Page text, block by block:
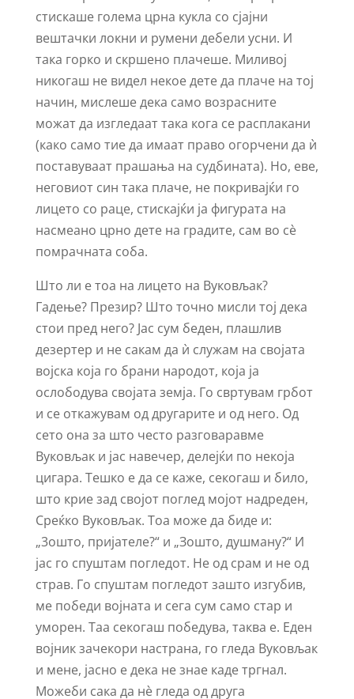
стискаше голема црна кукла со сјајни
вештачки локни и румени дебели усни. И
така горко и скршено плачеше. Миливој
никогаш не видел некое дете да плаче на тој
начин, мислеше дека само возрасните
можат да изгледаат така кога се расплакани
(како само тие да имаат право огорчени да ѝ
поставуваат прашања на судбината). Но, еве,
неговиот син така плаче, не покривајќи го
лицето со раце, стискајќи ја фигурата на
насмеано црно дете на градите, сам во сѐ
помрачната соба.
Што ли е тоа на лицето на Вуковљак?
Гадење? Презир? Што точно мисли тој дека
стои пред него? Јас сум беден, плашлив
дезертер и не сакам да ѝ служам на својата
војска која го брани народот, која ја
ослободува својата земја. Го свртувам грбот
и се откажувам од другарите и од него. Од
сето она за што често разговаравме
Вуковљак и јас навечер, делејќи по некоја
цигара. Тешко е да се каже, секогаш и било,
што крие зад својот поглед мојот надреден,
Среќко Вуковљак. Тоа може да биде и:
„3ошто, пријателе?“ и „Зошто, душману?“ И
јас го спуштам погледот. Не од срам и не од
страв. Го спуштам погледот зашто изгубив,
ме победи војната и сега сум само стар и
уморен. Таа секогаш победува, таква е. Еден
војник зачекори настрана, го гледа Вуковљак
и мене, јасно е дека не знае каде тргнал.
Можеби сака да нѐ гледа од друга